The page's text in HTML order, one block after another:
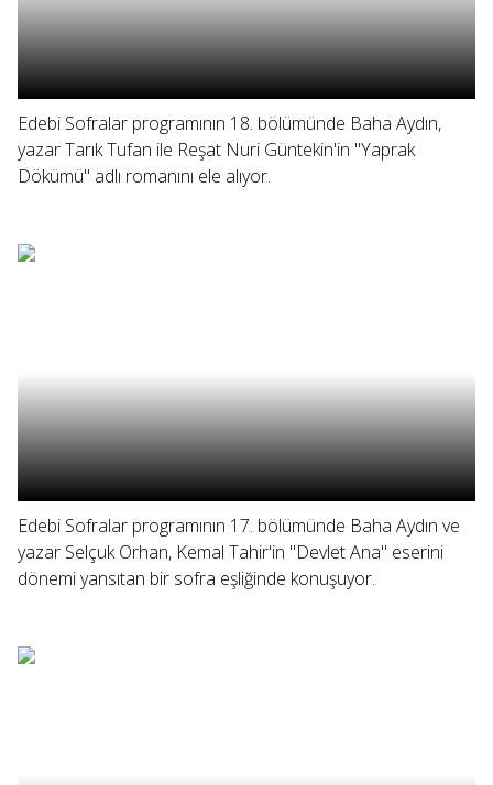
Edebi Sofralar programının 18. bölümünde Baha Aydın,
yazar Tarık Tufan ile Reşat Nuri Güntekin'in "Yaprak
Dökümü" adlı romanını ele alıyor.
Edebi Sofralar programının 17. bölümünde Baha Aydın ve
yazar Selçuk Orhan, Kemal Tahir'in "Devlet Ana" eserini
dönemi yansıtan bir sofra eşliğinde konuşuyor.